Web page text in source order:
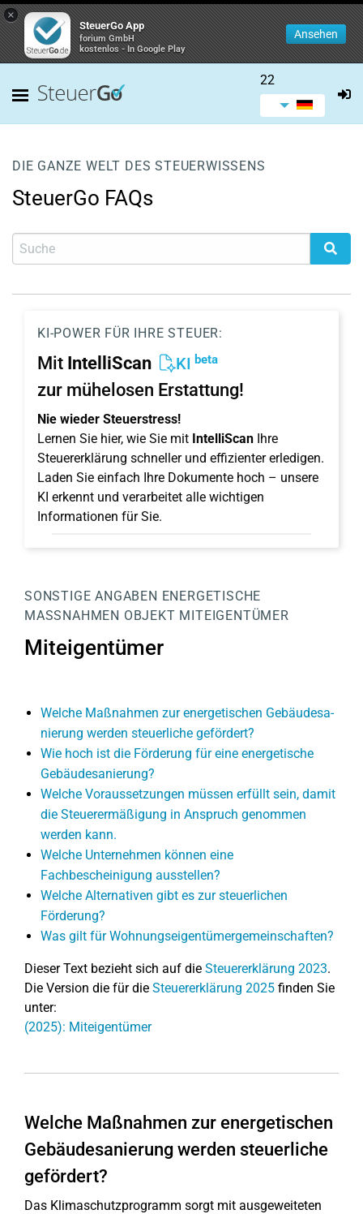
×
SteuerGo App
forium GmbH
kostenlos - In Google Play
Ansehen
22
DIE GANZE WELT DES STEUERWISSENS
SteuerGo FAQs
KI-POWER FÜR IHRE STEUER:
Mit IntelliScan KI beta
zur mühelosen Erstattung!
Nie wieder Steuerstress!
Lernen Sie hier, wie Sie mit IntelliScan Ihre
Steuererklärung schneller und effizienter erledigen.
Laden Sie einfach Ihre Dokumente hoch – unsere
KI erkennt und verarbeitet alle wichtigen
Informationen für Sie.
SONSTIGE ANGABEN ENERGETISCHE
MASSNAHMEN
OBJEKT MITEIGENTÜMER
Miteigentümer
Welche Maßnahmen zur ener­ge­ti­schen Ge­bäu­des­a­
nie­run­g werden steu­er­li­che gefördert?
Wie hoch ist die Förderung für eine energetische
Gebäudesanierung?
Welche Voraussetzungen müssen erfüllt sein, damit
die Steuerermäßigung in Anspruch genommen
werden kann.
Welche Unternehmen können eine
Fachbescheinigung ausstellen?
Welche Alternativen gibt es zur steuerlichen
Förderung?
Was gilt für Wohnungseigentümergemeinschaften?
Dieser Text bezieht sich auf die Steuererklärung 2023.
Die Version die für die Steuererklärung 2025 finden Sie
unter:
(2025): Miteigentümer
Welche Maßnahmen zur ener­ge­ti­schen
Ge­bäu­des­a­nie­run­g werden steu­er­li­che
gefördert?
Das Klimaschutzprogramm sorgt mit ausgeweiteten